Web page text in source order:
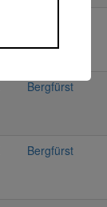
Bergfürst
Bergfürst